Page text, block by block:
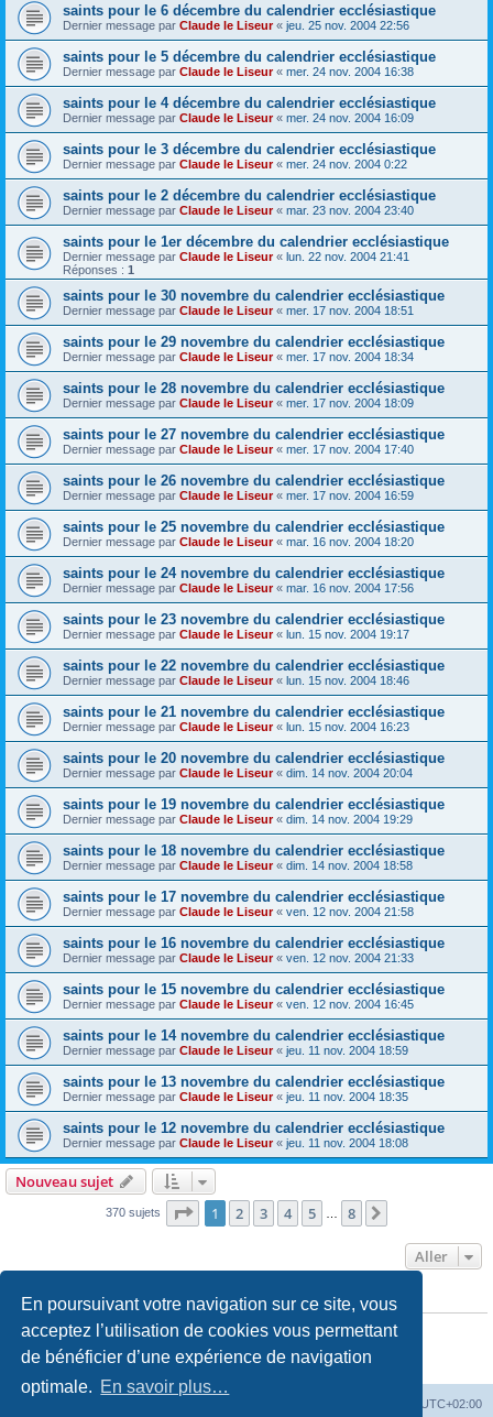
En poursuivant votre navigation sur ce site, vous
acceptez l’utilisation de cookies vous permettant
de bénéficier d’une expérience de navigation
optimale. En savoir plus…
saints pour le 6 décembre du calendrier ecclésiastique
Dernier message par Claude le Liseur« jeu. 25 nov. 2004 22:56
saints pour le 5 décembre du calendrier ecclésiastique
Dernier message par Claude le Liseur« mer. 24 nov. 2004 16:38
saints pour le 4 décembre du calendrier ecclésiastique
Dernier message par Claude le Liseur« mer. 24 nov. 2004 16:09
saints pour le 3 décembre du calendrier ecclésiastique
Dernier message par Claude le Liseur« mer. 24 nov. 2004 0:22
saints pour le 2 décembre du calendrier ecclésiastique
Dernier message par Claude le Liseur« mar. 23 nov. 2004 23:40
saints pour le 1er décembre du calendrier ecclésiastique
Dernier message par Claude le Liseur« lun. 22 nov. 2004 21:41
Réponses : 1
saints pour le 30 novembre du calendrier ecclésiastique
Dernier message par Claude le Liseur« mer. 17 nov. 2004 18:51
saints pour le 29 novembre du calendrier ecclésiastique
Dernier message par Claude le Liseur« mer. 17 nov. 2004 18:34
saints pour le 28 novembre du calendrier ecclésiastique
Dernier message par Claude le Liseur« mer. 17 nov. 2004 18:09
saints pour le 27 novembre du calendrier ecclésiastique
Dernier message par Claude le Liseur« mer. 17 nov. 2004 17:40
saints pour le 26 novembre du calendrier ecclésiastique
Dernier message par Claude le Liseur« mer. 17 nov. 2004 16:59
saints pour le 25 novembre du calendrier ecclésiastique
Dernier message par Claude le Liseur« mar. 16 nov. 2004 18:20
saints pour le 24 novembre du calendrier ecclésiastique
Dernier message par Claude le Liseur« mar. 16 nov. 2004 17:56
saints pour le 23 novembre du calendrier ecclésiastique
Dernier message par Claude le Liseur« lun. 15 nov. 2004 19:17
saints pour le 22 novembre du calendrier ecclésiastique
Dernier message par Claude le Liseur« lun. 15 nov. 2004 18:46
saints pour le 21 novembre du calendrier ecclésiastique
Dernier message par Claude le Liseur« lun. 15 nov. 2004 16:23
saints pour le 20 novembre du calendrier ecclésiastique
Dernier message par Claude le Liseur« dim. 14 nov. 2004 20:04
saints pour le 19 novembre du calendrier ecclésiastique
Dernier message par Claude le Liseur« dim. 14 nov. 2004 19:29
saints pour le 18 novembre du calendrier ecclésiastique
Dernier message par Claude le Liseur« dim. 14 nov. 2004 18:58
saints pour le 17 novembre du calendrier ecclésiastique
Dernier message par Claude le Liseur« ven. 12 nov. 2004 21:58
saints pour le 16 novembre du calendrier ecclésiastique
Dernier message par Claude le Liseur« ven. 12 nov. 2004 21:33
saints pour le 15 novembre du calendrier ecclésiastique
Dernier message par Claude le Liseur« ven. 12 nov. 2004 16:45
saints pour le 14 novembre du calendrier ecclésiastique
Dernier message par Claude le Liseur« jeu. 11 nov. 2004 18:59
saints pour le 13 novembre du calendrier ecclésiastique
Dernier message par Claude le Liseur« jeu. 11 nov. 2004 18:35
saints pour le 12 novembre du calendrier ecclésiastique
Dernier message par Claude le Liseur« jeu. 11 nov. 2004 18:08
Nouveau sujet
370 sujets Page 1sur8
1 2 3 4 5 8
Aller
PERMISSIONS DU FORUM
Vousne pouvez paspublier de nouveaux sujets dans ce forum
Vousne pouvez pasrépondre aux sujets dans ce forum
Vousne pouvez pasmodifier vos messages dans ce forum
supprimer vos messages dans ce forum
UTC+02:00